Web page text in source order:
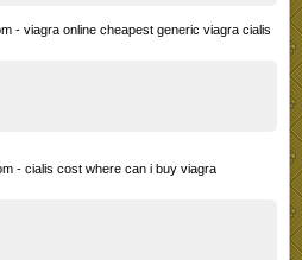
- viagra online cheapest generic viagra cialis
- cialis cost where can i buy viagra